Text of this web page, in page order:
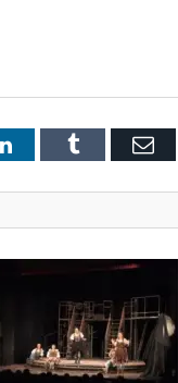
LinkedInTumblr E-